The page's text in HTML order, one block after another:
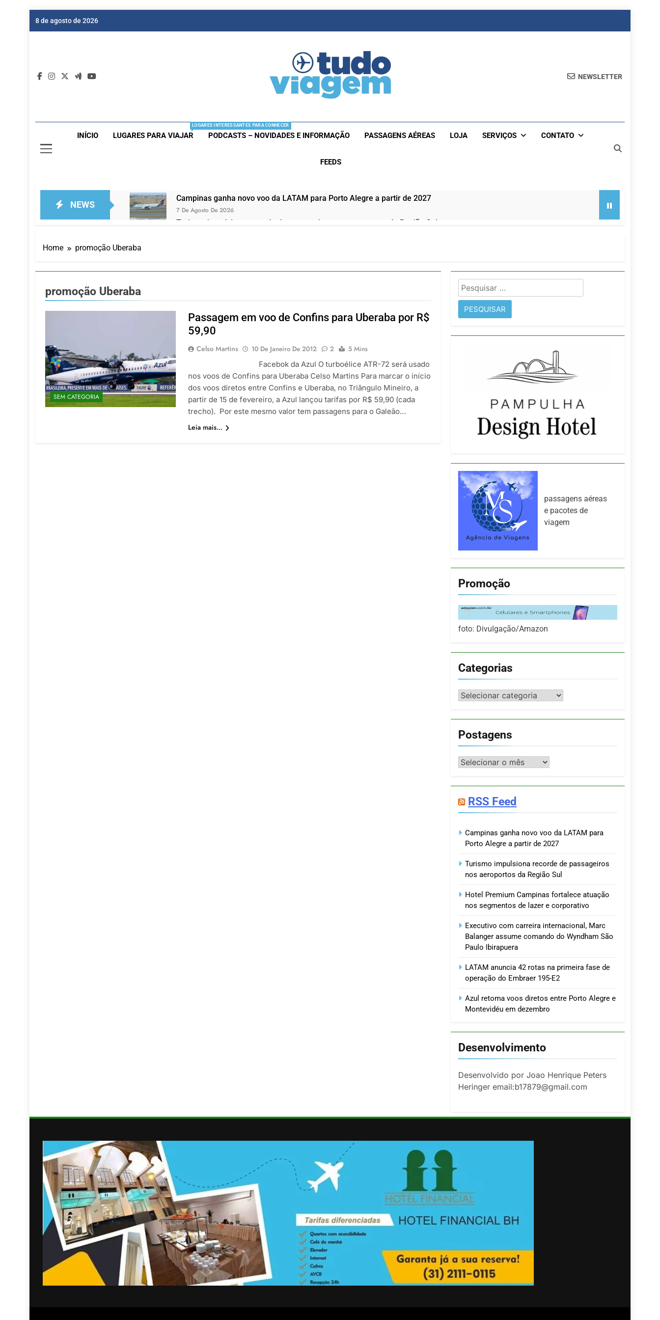
8 de agosto de 2026
NEWSLETTER
INÍCIO LUGARES PARA VIAJAR
LUGARES INTERESSANTES PARA CONHECER
PODCASTS – NOVIDADES E INFORMAÇÃO PASSAGENS AÉREAS LOJA SERVIÇOS CONTATO
FEEDS
NEWS
Campinas ganha novo voo da LATAM para Porto Alegre a partir de 2027
7 De Agosto De 2026
Turismo impulsiona recorde de passageiros nos aeroportos da Região Sul
Executivo com carreira internacional, Marc Balanger assume comando do Wyndham São Paulo Ibirapuera
Azul retoma voos diretos entre Porto Alegre e Montevidéu em dezembro
5 De Agosto De 2026
Home promoção Uberaba
promoção Uberaba
SEM CATEGORIA
Passagem em voo de Confins para Uberaba por R$
59,90
Celso Martins 10 De Janeiro De 2012 2
5 Mins
Facebok da Azul O turboélice ATR-72 será usado
nos voos de Confins para Uberaba Celso Martins Para marcar o início
dos voos diretos entre Confins e Uberaba, no Triângulo Mineiro, a
partir de 15 de fevereiro, a Azul lançou tarifas por R$ 59,90 (cada
trecho). Por este mesmo valor tem passagens para o Galeão…
Leia mais...
Pesquisar
por:
passagens aéreas
e pacotes de
viagem
Promoção
foto: Divulgação/Amazon
Categorias
Categorias
Postagens
Postagens
RSS Feed
Campinas ganha novo voo da LATAM para
Porto Alegre a partir de 2027
Turismo impulsiona recorde de passageiros
nos aeroportos da Região Sul
Hotel Premium Campinas fortalece atuação
nos segmentos de lazer e corporativo
Executivo com carreira internacional, Marc
Balanger assume comando do Wyndham São
Paulo Ibirapuera
LATAM anuncia 42 rotas na primeira fase de
operação do Embraer 195-E2
Azul retoma voos diretos entre Porto Alegre e
Montevidéu em dezembro
Desenvolvimento
Desenvolvido por Joao Henrique Peters
Heringer email:b17879@gmail.com